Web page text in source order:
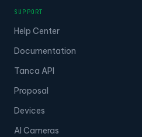
SUPPORT
Help Center
Documentation
Tanca API
Proposal
Devices
AI Cameras